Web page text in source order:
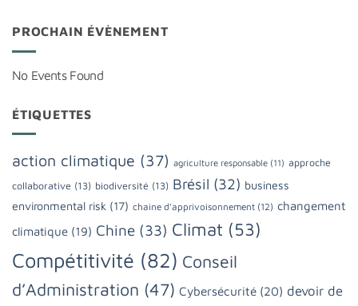
PROCHAIN ÉVÈNEMENT
No Events Found
ÉTIQUETTES
action climatique (37) agriculture responsable (11) approche
collaborative (13) biodiversité (13) Brésil (32) business
environmental risk (17) chaine d'apprivoisonnement (12) changement
climatique (19) Chine (33) Climat (53)
Compétitivité (82) Conseil
d’Administration (47) Cybersécurité (20) devoir de